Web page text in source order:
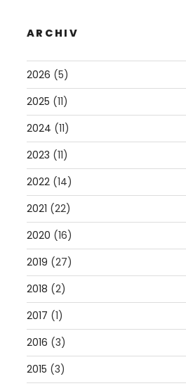
ARCHIV
2026 (5)
2025 (11)
2024 (11)
2023 (11)
2022(14)
2021 (22)
2020 (16)
2019 (27)
2018 (2)
2017 (1)
2016 (3)
2015 (3)